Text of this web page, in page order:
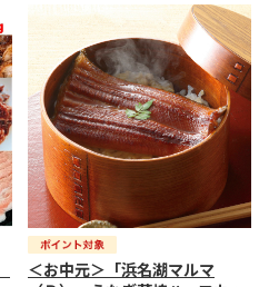
＜お中元＞「浜名湖マルマ